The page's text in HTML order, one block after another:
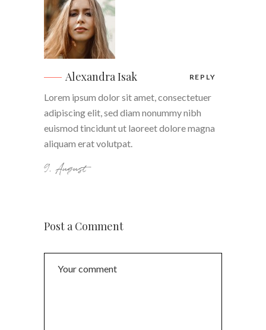
Alexandra Isak REPLY
Lorem ipsum dolor sit amet, consectetuer
adipiscing elit, sed diam nonummy nibh
euismod tincidunt ut laoreet dolore magna
aliquam erat volutpat.
9. August
Post a Comment